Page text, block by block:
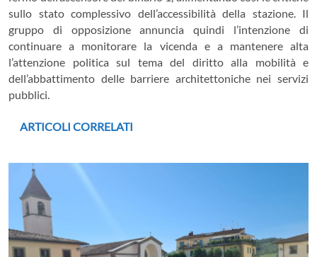
sullo stato complessivo dell’accessibilità della stazione. Il
gruppo di opposizione annuncia quindi l’intenzione di
continuare a monitorare la vicenda e a mantenere alta
l’attenzione politica sul tema del diritto alla mobilità e
dell’abbattimento delle barriere architettoniche nei servizi
pubblici.
ARTICOLI CORRELATI